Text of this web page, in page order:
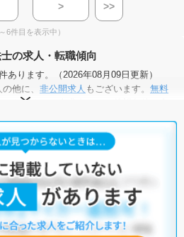
> >>
6件目を表示中）
の求人・転職傾向
あります。（2026年08月09日更新）
他に、 非公開求人 もございます。 無料
いただくと、全求人からご希望条件に合
下のような条件が人気です。
住宅手当・補助あり ・
ますので、「こだわり条件」から検索
わせください。
いただくことも可能です。